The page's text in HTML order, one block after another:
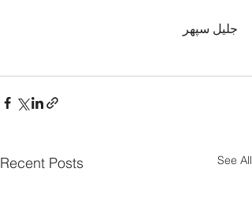
جلیل سپهر
Recent Posts See All